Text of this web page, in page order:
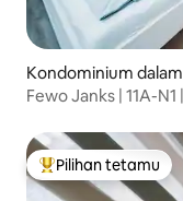
Kondominium
Pilihan utama
Pilihan tetamu